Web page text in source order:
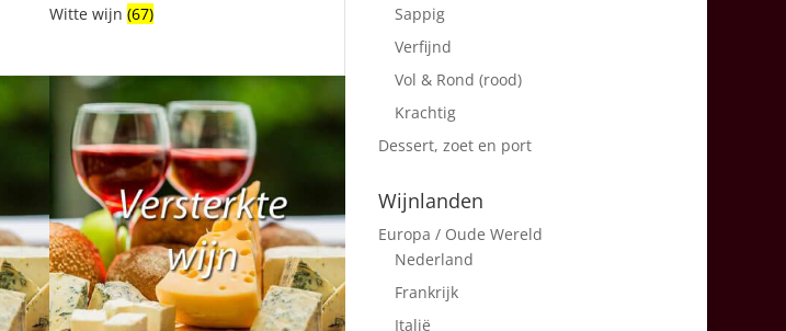
Witte wijn (67)
Sappig
Verfijnd
Vol & Rond (rood)
Krachtig
Dessert, zoet en port
Wijnlanden
Europa / Oude Wereld
Nederland
Frankrijk
Italië